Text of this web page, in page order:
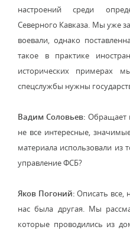
настроений среди
Северного Кавказа. Мы уже
воевали, однако
такое в практике
исторических примерах
спецслужбы нужны
Вадим Соловьев: Обращает
не все интересные,
материала использовали из
управление ФСБ?
Яков Погоний: Описать все,
нас была другая. Мы
которые проводились из